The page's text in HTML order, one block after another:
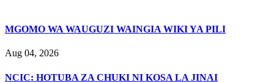
MGOMO WA WAUGUZI WAINGIA WIKI YA PILI
Aug 04, 2026
NCIC: HOTUBA ZA CHUKI NI KOSA LA JINAI